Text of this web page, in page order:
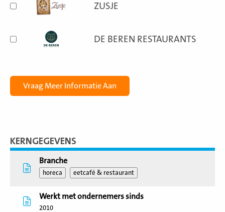
ZUSJE
DE BEREN RESTAURANTS
KERNGEGEVENS
Branche
horeca eetcafé & restaurant
Werkt met ondernemers sinds
2010